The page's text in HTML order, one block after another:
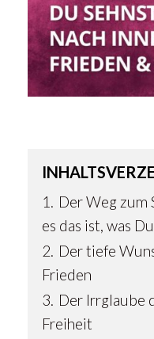
1. Der Weg zum
es das ist, was
2. Der tiefe
Frieden
3. Der Irrglaube
Freiheit